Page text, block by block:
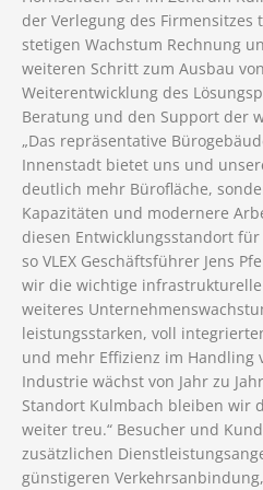
der Verlegung des
stetigen Wachstum Rechnung
weiteren Schritt zum Ausbau
Weiterentwicklung des
Beratung und den Support der
„Das repräsentative
Innenstadt bietet uns und
deutlich mehr Bürofläche,
Kapazitäten und modernere
diesen Entwicklungsstandort
so VLEX Geschäftsführer Jens
wir die wichtige
weiteres
leistungsstarken, voll
und mehr Effizienz im
Industrie wächst von Jahr zu
Standort Kulmbach bleiben wir
weiter treu.“ Besucher und
zusätzlichen
günstigeren